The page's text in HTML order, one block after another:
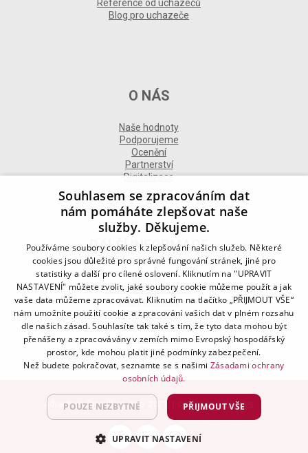
Reference od uchazečů
Blog pro uchazeče
O NÁS
Naše hodnoty
Podporujeme
Ocenění
Partnerství
Digitalizace
DALŠÍ INFORMACE
Kontakt
Naše odborné divize
Naše pobočky
Zásady zpracování osobních údajů
Všeobecné podmínky
Kodex chování
Blog
Advantage Consulting, s.r.o. 2021 | created byA-WebSys
Souhlasem se zpracováním dat
nám pomáháte zlepšovat naše
služby. Děkujeme.
Používáme soubory cookies k zlepšování našich služeb. Některé
cookies jsou důležité pro správné fungování stránek, jiné pro
statistiky a další pro cílené oslovení. Kliknutím na "UPRAVIT
NASTAVENÍ" můžete zvolit, jaké soubory cookie můžeme použít a jak
vaše data můžeme zpracovávat. Kliknutím na tlačítko „PŘIJMOUT VŠE“
nám umožníte použití cookie a zpracování vašich dat v plném rozsahu
dle našich zásad. Souhlasíte tak také s tím, že tyto data mohou být
přenášeny a zpracovávány v zemích mimo Evropský hospodářský
prostor, kde mohou platit jiné podmínky zabezpečení.
Než budete pokračovat, seznamte se s našimi Zásadami ochrany
osobních údajů.
PŘIJMOUT VŠE
POUZE NEZBYTNÉ
UPRAVIT NASTAVENÍ